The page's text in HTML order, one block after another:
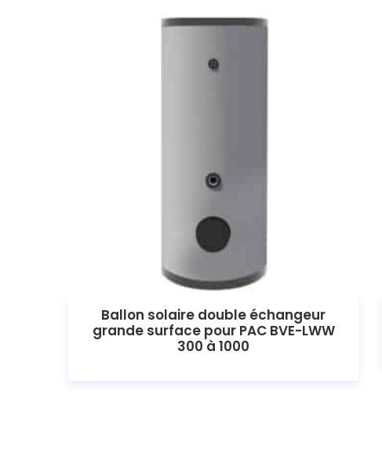
Ballon solaire double échangeur
grande surface pour PAC BVE-LWW
300 à 1000